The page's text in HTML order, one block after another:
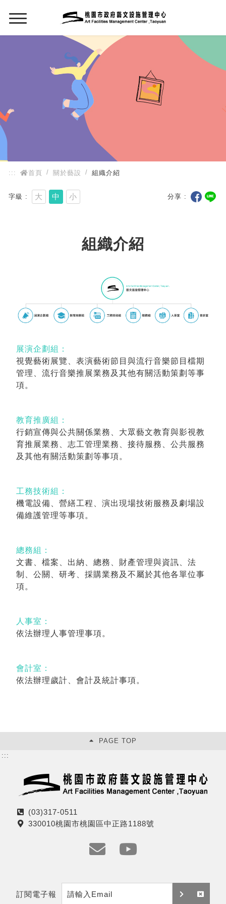
::: 首頁 關於藝設 組織介紹
字級 大 中 小 分享
組織介紹
展演企劃組：
視覺藝術展覽、表演藝術節目與流行音樂節目檔期
管理、流行音樂推展業務及其他有關活動策劃等事
項。
教育推廣組：
行銷宣傳與公共關係業務、大眾藝文教育與影視教
育推展業務、志工管理業務、接待服務、公共服務
及其他有關活動策劃等事項。
工務技術組：
機電設備、營繕工程、演出現場技術服務及劇場設
備維護管理等事項。
總務組：
文書、檔案、出納、總務、財產管理與資訊、法
制、公關、研考、採購業務及不屬於其他各單位事
項。
人事室：
依法辦理人事管理事項。
會計室：
依法辦理歲計、會計及統計事項。
PAGE TOP
:::
電
話
(03)317-0511
地
330010桃園市桃園區中正路1188號
m
t
訂閱電子報